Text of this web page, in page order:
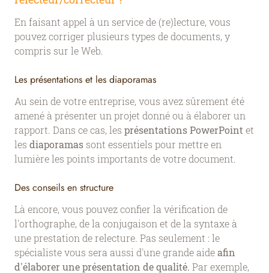
En faisant appel à un service de (re)lecture, vous
pouvez corriger plusieurs types de documents, y
compris sur le Web.
Les présentations et les diaporamas
Au sein de votre entreprise, vous avez sûrement été
amené à présenter un projet donné ou à élaborer un
rapport. Dans ce cas, les présentations PowerPoint et
les diaporamassont essentiels pour mettre en
lumière les points importants de votre document.
Des conseils en structure
Là encore, vous pouvez confier la vérification de
l'orthographe, de la conjugaison et de la syntaxe à
une prestation de relecture. Pas seulement : le
spécialiste vous sera aussi d'une grande aideafin
d'élaborer une présentation de qualité. Par exemple,